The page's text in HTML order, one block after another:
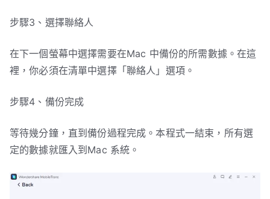
步驟3、選擇聯絡人
在下一個螢幕中選擇需要在Mac 中備份的所需數據。在這
裡，你必須在清單中選擇「聯絡人」選項。
步驟4、備份完成
等待幾分鐘，直到備份過程完成。本程式一結束，所有選
定的數據就匯入到Mac 系統。